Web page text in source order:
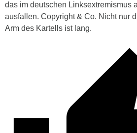
das im deutschen Linksextremismus
ausfallen. Copyright & Co. Nicht nur
Arm des Kartells ist lang.